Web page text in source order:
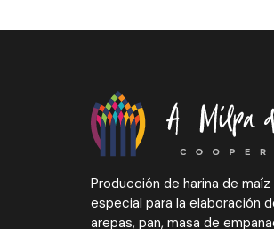
Producción de harina de
especial para la elaboración
arepas, pan, masa de